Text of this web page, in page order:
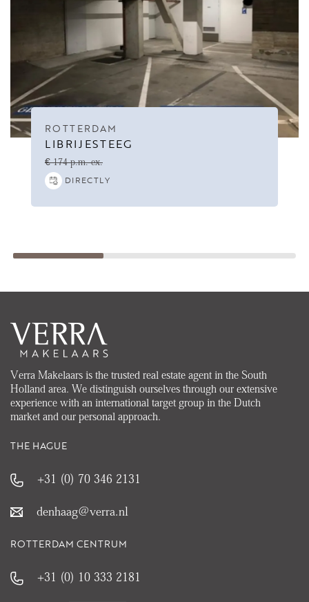
ROTTERDAM
LIBRIJESTEEG
€ 174 p.m. ex.
DIRECTLY
Verra Makelaars is the trusted real estate agent in the South
Holland area. We distinguish ourselves through our extensive
experience with an international target group in the Dutch
market and our personal approach.
THE HAGUE
+31 (0) 70 346 2131
denhaag@verra.nl
ROTTERDAM CENTRUM
+31 (0) 10 333 2181